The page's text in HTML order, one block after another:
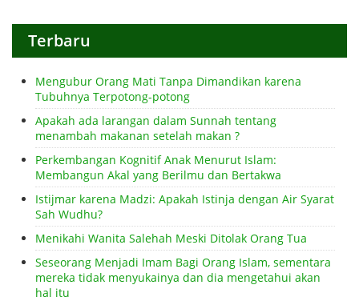
Terbaru
Mengubur Orang Mati Tanpa Dimandikan karena
Tubuhnya Terpotong-potong
Apakah ada larangan dalam Sunnah tentang
menambah makanan setelah makan ?
Perkembangan Kognitif Anak Menurut Islam:
Membangun Akal yang Berilmu dan Bertakwa
Istijmar karena Madzi: Apakah Istinja dengan Air Syarat
Sah Wudhu?
Menikahi Wanita Salehah Meski Ditolak Orang Tua
Seseorang Menjadi Imam Bagi Orang Islam, sementara
mereka tidak menyukainya dan dia mengetahui akan
hal itu